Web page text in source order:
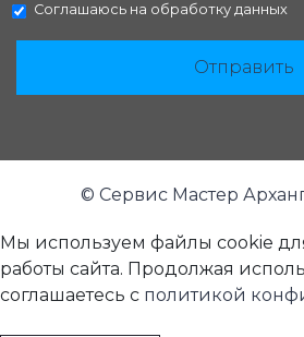
Соглашаюсь на обработку данных
Отправить
© Сервис Мастер
Мы используем файлы cookie
работы сайта. Продолжая
соглашаетесь с политикой